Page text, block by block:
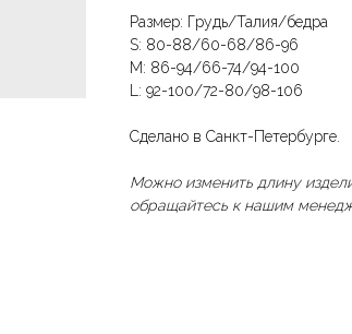
Размер: Грудь/Талия/бедра
S: 80-88/60-68/86-96
M: 86-94/66-74/94-100
L: 92-100/72-80/98-106
Сделано в Санкт-Петербурге.
Можно изменить длину
обращайтесь к нашим